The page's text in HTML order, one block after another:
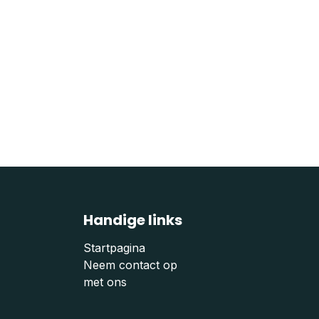
Handige links
Startpagina
Neem contact op
met ons